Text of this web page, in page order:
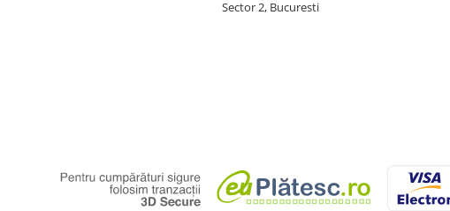
Sector 2, Bucuresti